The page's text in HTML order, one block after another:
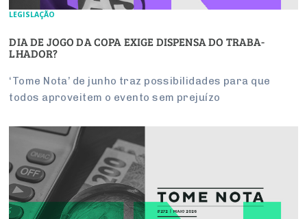
LEGISLAÇÃO
DIA DE JOGO DA COPA EXIGE DIS­PENSA DO TRA­BA­
LHADOR?
‘Tome Nota’ de junho traz pos­si­bi­li­dades para que
todos apro­veitem o evento sem pre­juízo